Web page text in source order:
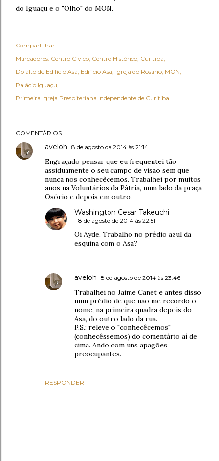
do Iguaçu e o "Olho" do MON.
Compartilhar
Marcadores: Centro Cívico Centro Histórico Curitiba
Do alto do Edifício Asa Edifício Asa Igreja do Rosário MON
Palácio Iguaçu
Primeira Igreja Presbiteriana Independente de Curitiba
COMENTÁRIOS
aveloh 8 de agosto de 2014 às 21:14
Engraçado pensar que eu frequentei tão
assiduamente o seu campo de visão sem que
nunca nos conhecêcemos. Trabalhei por muitos
anos na Voluntários da Pátria, num lado da praça
Osório e depois em outro.
RESPONDER
Washington Cesar Takeuchi
8 de agosto de 2014 às 22:51
Oi Ayde. Trabalho no prédio azul da
esquina com o Asa?
aveloh 8 de agosto de 2014 às 23:46
Trabalhei no Jaime Canet e antes disso
num prédio de que não me recordo o
nome, na primeira quadra depois do
Asa, do outro lado da rua.
P.S.: releve o "conhecêcemos"
(conhecêssemos) do comentário aí de
cima. Ando com uns apagões
preocupantes.